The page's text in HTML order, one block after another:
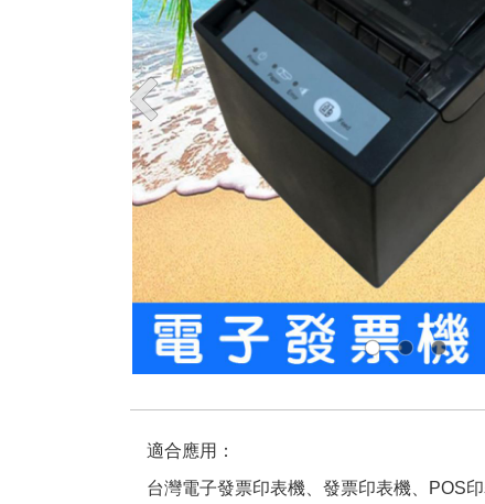
適合應用：
台灣電子發票印表機、發票印表機、POS